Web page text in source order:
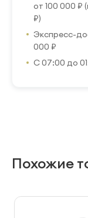
от 100 000 ₽
₽)
Экспресс-
000 ₽
С 07:00 до
Похожие